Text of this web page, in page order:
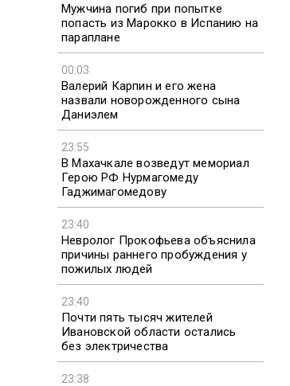
Мужчина погиб при попытке
попасть из Марокко в Испанию на
параплане
00:03
Валерий Карпин и его жена
назвали новорожденного сына
Даниэлем
23:55
В Махачкале возведут мемориал
Герою РФ Нурмагомеду
Гаджимагомедову
23:40
Невролог Прокофьева объяснила
причины раннего пробуждения у
пожилых людей
23:40
Почти пять тысяч жителей
Ивановской области остались
без электричества
23:38